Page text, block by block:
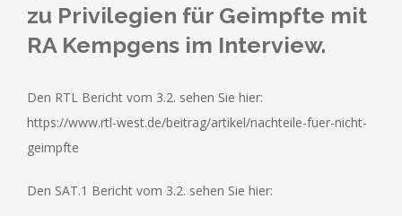
zu Privilegien für Geimpfte mit
RA Kempgens im Interview.
Den RTL Bericht vom 3.2. sehen Sie hier:
https://www.rtl-west.de/beitrag/artikel/nachteile-fuer-nicht-
geimpfte
Den SAT.1 Bericht vom 3.2. sehen Sie hier: